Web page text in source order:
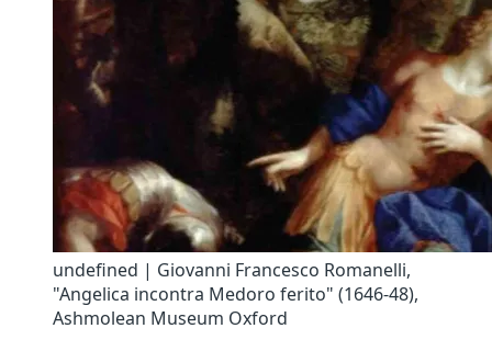
undefined | Giovanni Francesco Romanelli,
"Angelica incontra Medoro ferito" (1646-48),
Ashmolean Museum Oxford